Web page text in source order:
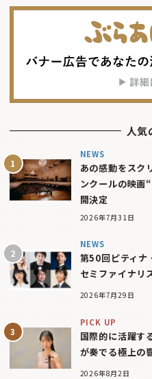
人気
NEWS
あの感動をスク
ンクールの映画
開決定
2026年7月31日
NEWS
第50回ピティナ
セミファイナリ
2026年7月29日
PICK UP
国際的に活躍す
が奏でる極上の
2026年8月2日